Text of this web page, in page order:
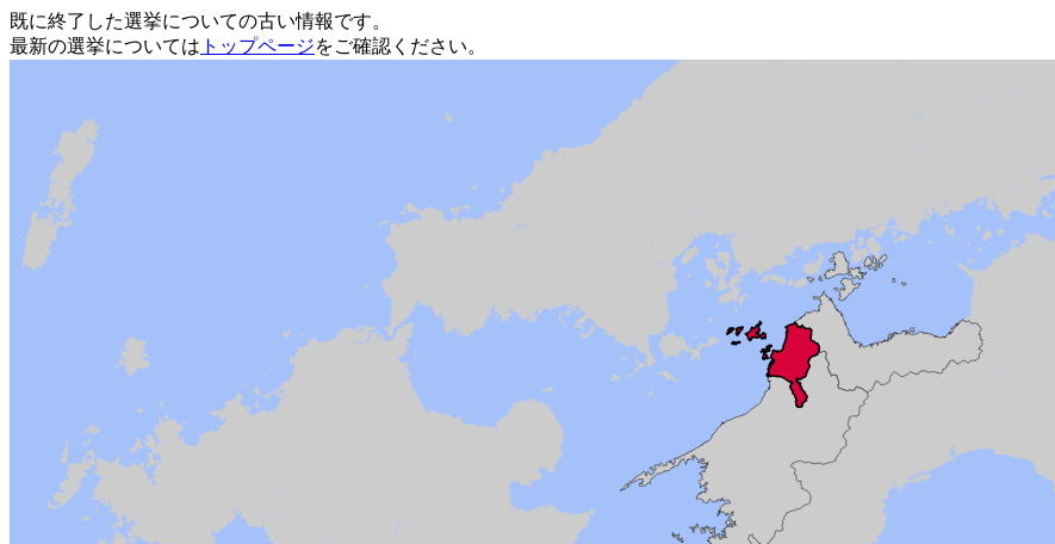
既に終了した選挙についての古い情報です。
最新の選挙については トップページをご確認ください。